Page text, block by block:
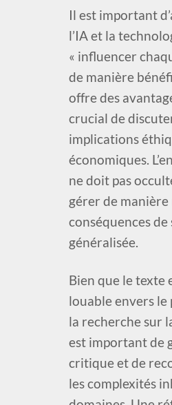
Il est important
l’IA et la
« influencer
de manière
offre des
crucial de
implications
économiques.
ne doit pas
gérer de manière
conséquences
généralisée.
Bien que le texte
louable envers le
la recherche sur
est important de
critique et de
les complexités